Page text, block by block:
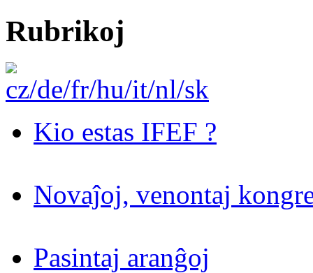
Rubrikoj
Kio estas IFEF ?
Novaĵoj, venontaj
Pasintaj aranĝoj